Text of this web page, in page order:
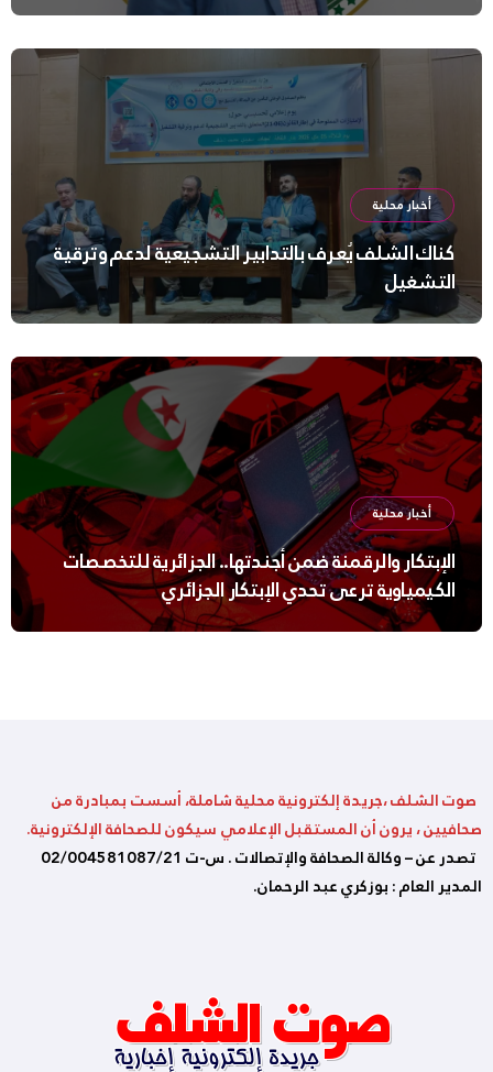
أخبار محلية
كناك الشلف يُعرف بالتدابير التشجيعية لدعم وترقية
التشغيل
أخبار محلية
الإبتكار والرقمنة ضمن أجندتها.. الجزائرية للتخصصات
الكيمياوية ترعى تحدي الإبتكار الجزائري
صوت الشلف ،جريدة إلكترونية محلية شاملة، أسست بمبادرة من
صحافيين ، يرون أن المستقبل الإعلامي سيكون للصحافة الإلكترونية.
تصدر عن – وكالة الصحافة والإتصالات . س-ت 02/004581087/21
المدير العام : بوزكري عبد الرحمان.